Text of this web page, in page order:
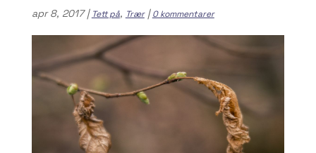
apr 8, 2017| Tett på, Trær|0 kommentarer